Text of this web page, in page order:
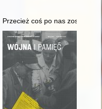
w Poznaniu na tle
Przecież coś po nas